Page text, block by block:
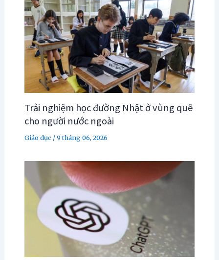
Trải nghiệm học đường Nhật ở vùng quê
cho người nước ngoài
Giáo dục/9 tháng 06, 2026